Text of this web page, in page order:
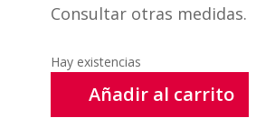
Consultar otras medidas.
Hay existencias
Añadir al carrito